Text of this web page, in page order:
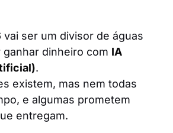
vai ser um divisor de águas
dinheiro com IA
.
existem, mas nem todas
e algumas prometem
entregam.